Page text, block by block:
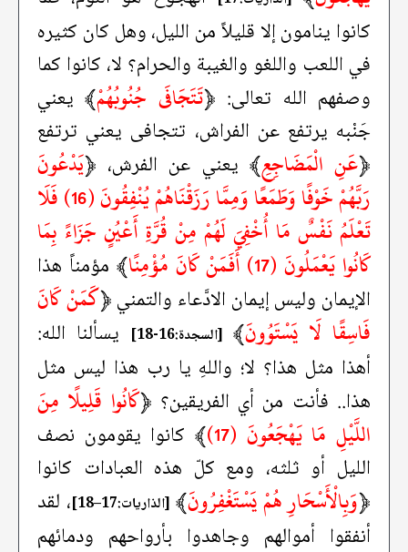
كانوا ينامون إلا قليلاً من الليل، وهل كان كثيره
في اللعب واللغو والغيبة والحرام؟ لا، كانوا كما
وصفهم الله تعالى: ﴿تَتَجَافَى جُنُوبُهُمْ﴾يعني
جَنْبه يرتفع عن الفراش، تتجافى يعني ترتفع
﴿عَنِ الْمَضَاجِعِ﴾ يعني عن الفرش، ﴿يَدْعُونَ
رَبَّهُمْ خَوْفًا وَطَمَعًا وَمِمَّا رَزَقْنَاهُمْ يُنْفِقُونَ (16) فَلَا
تَعْلَمُ نَفْسٌ مَا أُخْفِيَ لَهُمْ مِنْ قُرَّةِ أَعْيُنٍ جَزَاءً بِمَا
كَانُوا يَعْمَلُونَ (17) أَفَمَنْ كَانَ مُؤْمِنًا
﴾ مؤمناً هذا
الإيمان وليس إيمان الادَّعاء والتمني﴿كَمَنْ كَانَ
فَاسِقًا لَا يَسْتَوُونَ﴾ [السجدة:16-18]
يسألنا الله:
أهذا مثل هذا؟ لا؛ واللهِ يا رب هذا ليس مثل
هذا.. فأنت من أي الفريقين؟ ﴿كَانُوا قَلِيلًا مِنَ
اللَّيْلِ مَا يَهْجَعُونَ (17)
﴾ كانوا يقومون نصف
الليل أو ثلثه، ومع كلّ هذه العبادات كانوا
﴿وَبِالْأَسْحَارِ هُمْ يَسْتَغْفِرُونَ﴾ [الذاريات:17–18]
، لقد
أنفقوا أموالهم وجاهدوا بأرواحهم ودمائهم